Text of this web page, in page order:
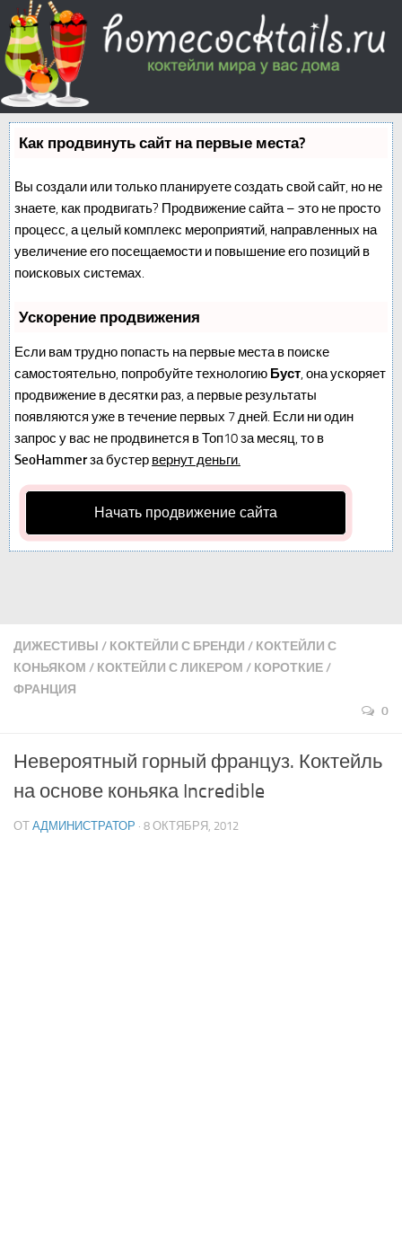
Как продвинуть сайт на первые места?
Вы создали или только планируете создать свой сайт, но не
знаете, как продвигать? Продвижение сайта – это не просто
процесс, а целый комплекс мероприятий, направленных на
увеличение его посещаемости и повышение его позиций в
поисковых системах.
Ускорение продвижения
Если вам трудно попасть на первые места в поиске
самостоятельно, попробуйте технологию Буст, она ускоряет
продвижение в десятки раз, а первые результаты
появляются уже в течение первых 7 дней. Если ни один
запрос у вас не продвинется в Топ10 за месяц, то в
SeoHammerза бустер вернут деньги.
Начать продвижение сайта
ДИЖЕСТИВЫ / КОКТЕЙЛИ С БРЕНДИ / КОКТЕЙЛИ С
КОНЬЯКОМ / КОКТЕЙЛИ С ЛИКЕРОМ / КОРОТКИЕ/
ФРАНЦИЯ
0
Невероятный горный француз. Коктейль
на основе коньяка Incredible
ОТ АДМИНИСТРАТОР · 8 ОКТЯБРЯ, 2012